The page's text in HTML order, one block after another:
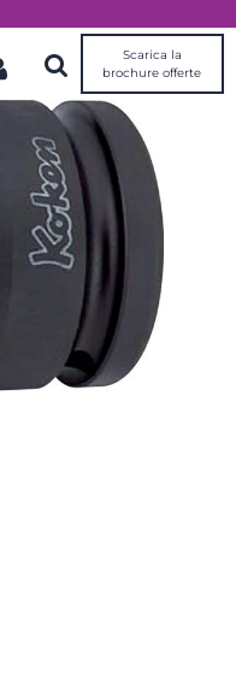
Scarica la
brochure offerte